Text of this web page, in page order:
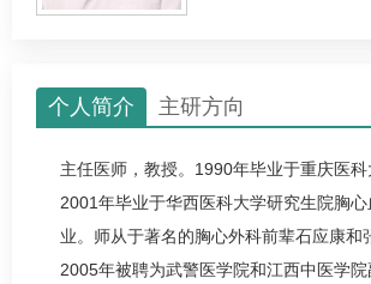
个人简介 主研方向
主任医师，教授。1990年毕业于重庆医科
2001年毕业于华西医科大学研究生院胸心
业。师从于著名的胸心外科前辈石应康和
2005年被聘为武警医学院和江西中医学